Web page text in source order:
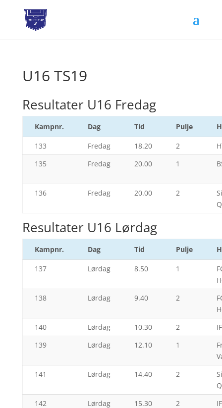
U16 TS19
Resultater U16 Fredag
Kampnr. Dag Tid Pulje
133 Fredag 18.20 2
135
Fredag 20.00 1
136 Fredag 20.00 2
Q
Resultater U16 Lørdag
Kampnr. Dag Tid Pulje
137 Lørdag 8.50 1
138
Lørdag 9.40 2
140
Lørdag 10.30 2
139
Lørdag 12.10 1
141
Lørdag 14.40 2
Q
142
Lørdag 15.30 2